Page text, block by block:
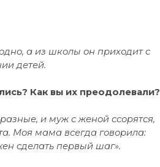
а из школы он приходит с
детей.
Как вы их преодолевали?
и муж с женой ссорятся,
Моя мама всегда говорила:
сделать первый шаг».